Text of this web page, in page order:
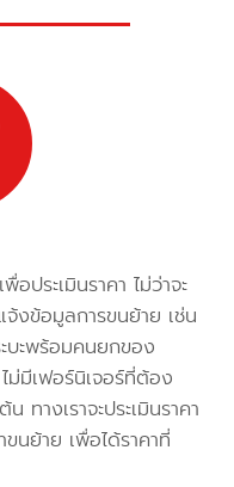
ประเมินราคา ไม่ว่าจะ
งข้อมูลการขนย้าย เช่น
บะพร้อมคนยกของ
มีเฟอร์นิเจอร์ที่ต้อง
างเราจะประเมินราคา
ขนย้าย เพื่อได้ราคาที่